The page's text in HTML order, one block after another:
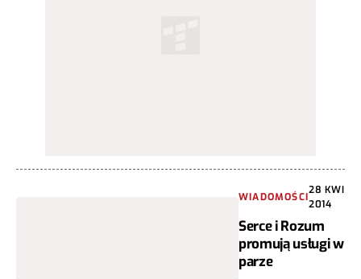
WIADOMOŚCI
28 KWI
2014
Serce i Rozum
promują usługi w
parze